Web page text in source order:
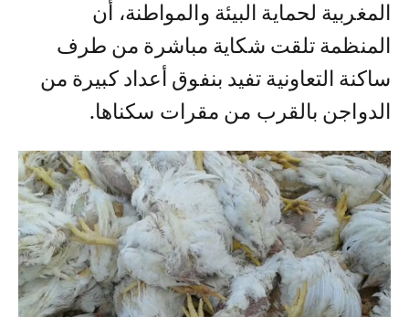
المغربية لحماية البيئة والمواطنة، أن
المنظمة تلقت شكاية مباشرة من طرف
ساكنة التعاونية تفيد بنفوق أعداد كبيرة من
الدواجن بالقرب من مقرات سكناها.